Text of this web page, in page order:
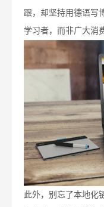
跟，却坚持用德语写
学习者，而非广大消
此外，别忘了本地化